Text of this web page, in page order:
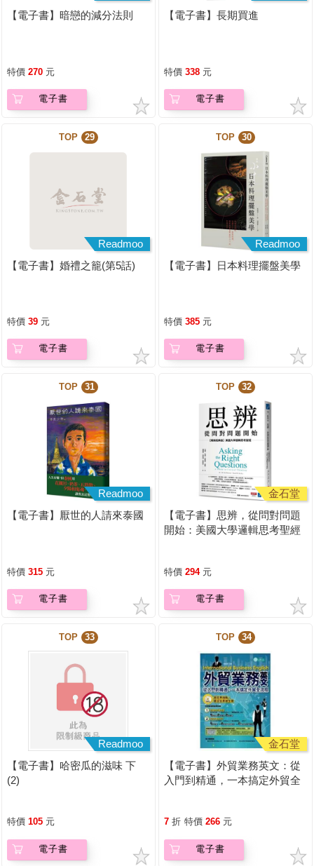
【電子書】暗戀的減分法則
特價 270 元
電子書
【電子書】長期買進
特價 338 元
電子書
TOP 29
Readmoo
【電子書】婚禮之籠(第5話)
特價 39 元
電子書
TOP 30
Readmoo
【電子書】日本料理擺盤美學
特價 385 元
電子書
TOP 31
Readmoo
【電子書】厭世的人請來泰國
特價 315 元
電子書
TOP 32
金石堂
【電子書】思辨，從問對問題
開始：美國大學邏輯思考聖經
特價 294 元
電子書
TOP 33
Readmoo
【電子書】哈密瓜的滋味 下
(2)
特價 105 元
電子書
TOP 34
金石堂
【電子書】外貿業務英文：從
入門到精通，一本搞定外貿全
7 折 特價 266 元
電子書